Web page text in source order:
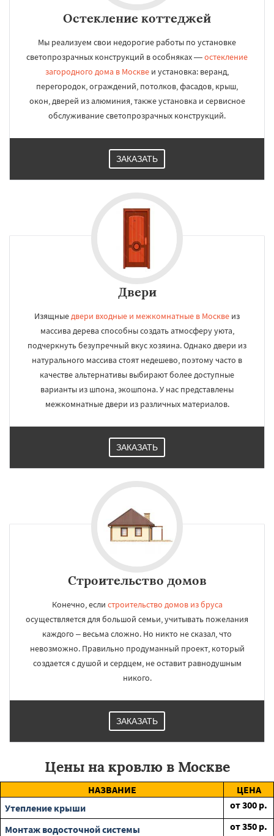
Остекление коттеджей
Мы реализуем свои недорогие работы по установке
светопрозрачных конструкций в особняках —остекление
загородного дома в Москве и установка: веранд,
перегородок, ограждений, потолков, фасадов, крыш,
окон, дверей из алюминия, также установка и сервисное
обслуживание светопрозрачных конструкций.
ЗАКАЗАТЬ
Двери
Изящныедвери входные и межкомнатные в Москве из
массива дерева способны создать атмосферу уюта,
подчеркнуть безупречный вкус хозяина. Однако двери из
натурального массива стоят недешево, поэтому часто в
качестве альтернативы выбирают более доступные
варианты из шпона, экошпона. У нас представлены
межкомнатные двери из различных материалов.
ЗАКАЗАТЬ
Строительство домов
Конечно, если строительство домов из бруса
осуществляется для большой семьи, учитывать пожелания
каждого – весьма сложно. Но никто не сказал, что
невозможно. Правильно продуманный проект, который
создается с душой и сердцем, не оставит равнодушным
никого.
ЗАКАЗАТЬ
Цены на кровлю в Москве
НАЗВАНИЕ
ЦЕНА
Утепление крыши
от300 р.
Монтаж водосточной системы
от350 р.